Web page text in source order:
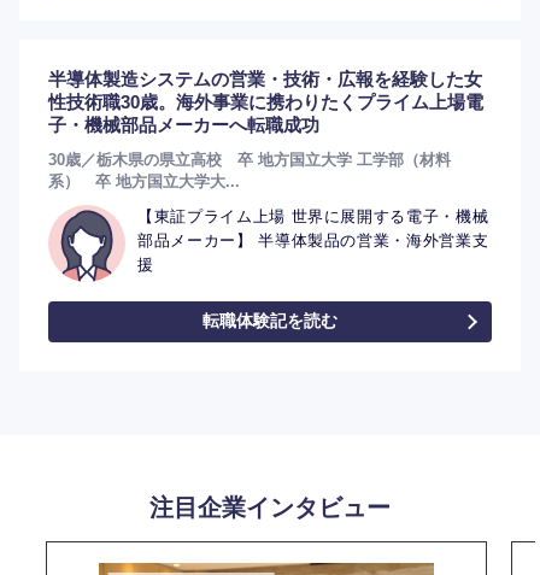
半導体製造システムの営業・技術・広報を経験した女
性技術職30歳。海外事業に携わりたくプライム上場電
子・機械部品メーカーへ転職成功
30歳／栃木県の県立高校 卒 地方国立大学 工学部（材料
系） 卒 地方国立大学大...
【東証プライム上場 世界に展開する電子・機械
部品メーカー】 半導体製品の営業・海外営業支
援
転職体験記を読む
注目企業インタビュー